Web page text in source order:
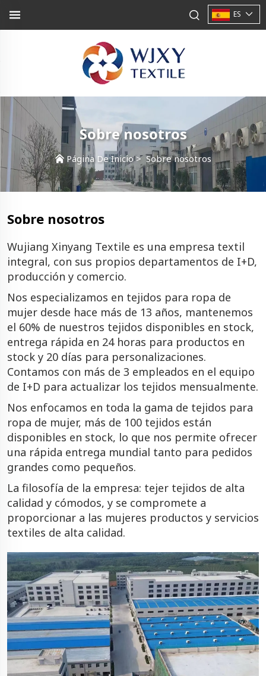
ES
Sobre nosotros
Página De Inicio>Sobre nosotros
Sobre nosotros
Wujiang Xinyang Textile es una empresa textil
integral, con sus propios departamentos de I+D,
producción y comercio.
Nos especializamos en tejidos para ropa de
mujer desde hace más de 13 años, mantenemos
el 60% de nuestros tejidos disponibles en stock,
entrega rápida en 24 horas para productos en
stock y 20 días para personalizaciones.
Contamos con más de 3 empleados en el equipo
de I+D para actualizar los tejidos mensualmente.
Nos enfocamos en toda la gama de tejidos para
ropa de mujer, más de 100 tejidos están
disponibles en stock, lo que nos permite ofrecer
una rápida entrega mundial tanto para pedidos
grandes como pequeños.
La filosofía de la empresa: tejer tejidos de alta
calidad y cómodos, y se compromete a
proporcionar a las mujeres productos y servicios
textiles de alta calidad.